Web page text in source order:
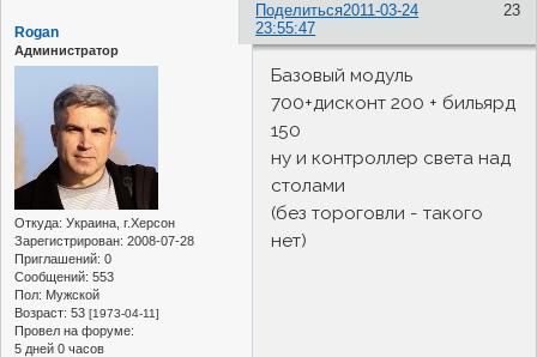
Поделиться 23
2011-03-24
23:55:47
Rogan
Администратор
Откуда: Украина, г.Херсон
Зарегистрирован: 2008-07-28
Приглашений: 0
Сообщений: 553
Пол: Мужской
Возраст: 53 [1973-04-11]
Провел на форуме:
5 дней 0 часов
Базовый модуль
700+дисконт 200 + бильярд
150
ну и контроллер света над
столами
(без тороговли - такого
нет)